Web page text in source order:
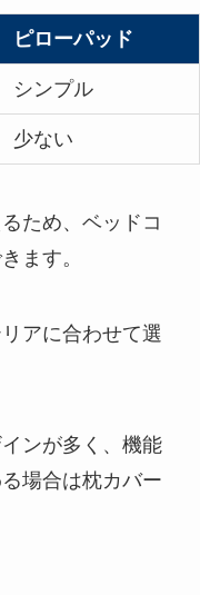
ピローパッド
シンプル
少ない
ため、ベッドコ
ます。
アに合わせて選
ンが多く、機能
場合は枕カバー